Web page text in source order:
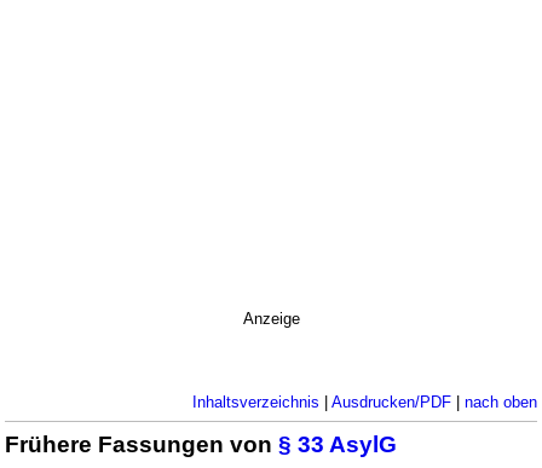
Anzeige
Inhaltsverzeichnis | Ausdrucken/PDF| nach oben
Frühere Fassungen von§ 33 AsylG